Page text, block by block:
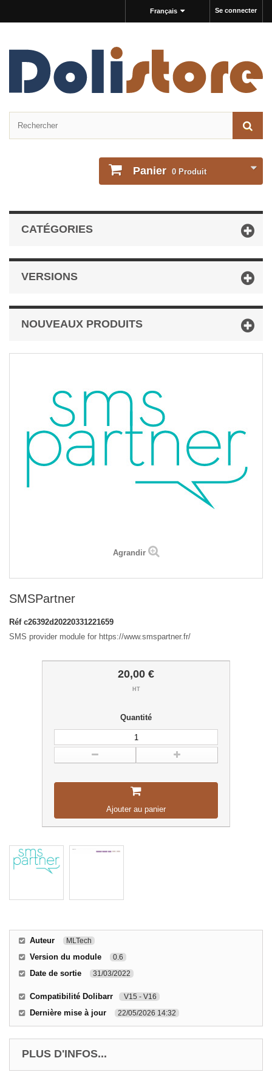
Se connecter
Français
Panier 0 Produit
CATÉGORIES
VERSIONS
NOUVEAUX PRODUITS
Agrandir
SMSPartner
Réf c26392d20220331221659
SMS provider module for https://www.smspartner.fr/
20,00 €
HT
Quantité
Ajouter au panier
Auteur MLTech
Version du module 0.6
Date de sortie 31/03/2022
Compatibilité Dolibarr V15 - V16
Dernière mise à jour 22/05/2026 14:32
PLUS D'INFOS...